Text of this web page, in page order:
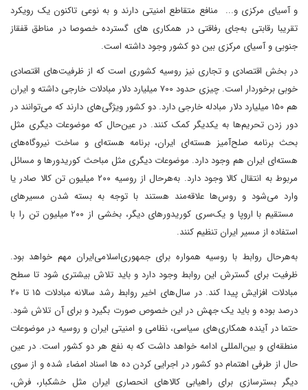
و آسیای مرکزی و... منافع متقاطع امنیتی دارند و به نوعی تاکنون یک رویکرد
تقریبا رقابتی به‌جای رفاقتی در همکاری های گسترده خصوصا در مناطق قفقاز
جنوبی و آسیای مرکزی بین دو کشور وجود داشته است.
در بخش اقتصادی و تجاری نیز روسیه کشوری است که از ظرفیت‌های اقتصادی
خوبی برخوردار است. چیزی حدود ۷۰۰ میلیارد دلار مبادلات خارجی داشته و ایران
هم ۱۵۰ میلیارد دلار مبادله خارجی دارد. دو کشور ویژگی‌های دارند که می‌توانند در
دور زدن تحریم‌ها به یکدیگر کمک کنند. در عین‌حال که موضوعات دیگری مثل
بحث برنامه صلح‌آمیز هسته‌ای ایران، برنامه هسته‌ای و ساخت نیروگاه‌های
هسته‌ای ایران هم وجود دارد. موضوعات دیگری مثل مباحث کوریدورها و مسائل
مربوط به انتقال کالا وجود دارد. به‌هرحال از روسیه ۲۰۰ میلیون تن کالا صادر یا
وارد می‌شود و روس‌ها علاقه‌مند هستند با توجه به بسته شدن مسیرهای
مستقیم با اروپا و یک‌سری کوریدورهای دیگر، بخشی از ۲۰۰ میلیون تن را با
استفاده از مسیر ایران تنظیم کنند.
به‌هرحال روابط با روسیه همواره برای جمهوری‌اسلامی‌ایران مهم خواهد بود.
ظرفیت برای گسترش این روابط وجود دارد و باید تلاش بیشتری شود تا سطح
مبادلات افزایش پیدا کند. در سال‌های اخیر روابط رشد سالانه مبادلات ۱۵ تا ۲۰
درصد بوده و باید یک جهش در این خصوص صورت بگیرد و برای آن تلاش شود.
حتما در آینده همکاری‌های سیاسی، نظامی و امنیتی ایران و روسیه در موضوعات
منطقه‌ای و بین‌المللی ادامه خواهد داشت که به نفع هر دو کشور است. در عین
حال از طرفی اهتمام دو کشور در اجرایی کردن ده ها اسناد امضاء شده و از سوی
دیگر بسترسازی برای راهیابی کالاهای انحصاری ایران مثل خشکبار، فرش،